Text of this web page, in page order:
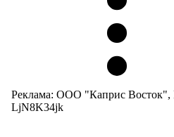
Реклама: ООО "Каприс Восток",
LjN8K34jk